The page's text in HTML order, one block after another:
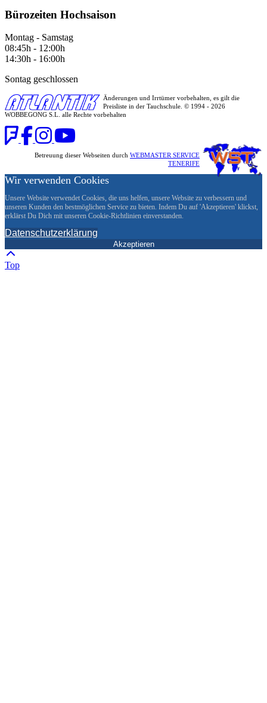
Bürozeiten Hochsaison
Montag - Samstag
08:45h - 12:00h
14:30h - 16:00h
Sontag geschlossen
Änderungen und Irrtümer vorbehalten, es gilt die
Preisliste in der Tauchschule. © 1994 - 2026
WOBBEGONG S.L. alle Rechte vorbehalten
Betreuung dieser Webseiten durch WEBMASTER SERVICE
TENERIFE
Wir verwenden Cookies
Unsere Website verwendet Cookies, die uns helfen, unsere Website zu verbessern und
unseren Kunden den bestmöglichen Service zu bieten. Indem Du auf 'Akzeptieren' klickst,
erklärst Du Dich mit unseren Cookie-Richtlinien einverstanden.
Datenschutzerklärung
Akzeptieren
Top